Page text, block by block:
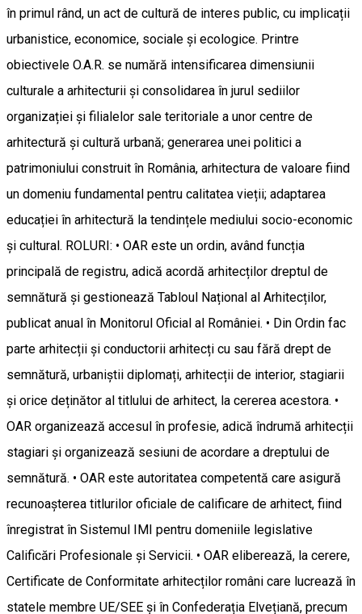
în primul rând, un act de cultură de interes public, cu implicații
urbanistice, economice, sociale și ecologice. Printre
obiectivele O.A.R. se numără intensificarea dimensiunii
culturale a arhitecturii și consolidarea în jurul sediilor
organizației și filialelor sale teritoriale a unor centre de
arhitectură și cultură urbană; generarea unei politici a
patrimoniului construit în România, arhitectura de valoare fiind
un domeniu fundamental pentru calitatea vieții; adaptarea
educației în arhitectură la tendințele mediului socio-economic
și cultural. ROLURI: • OAR este un ordin, având funcția
principală de registru, adică acordă arhitecților dreptul de
semnătură și gestionează Tabloul Național al Arhitecților,
publicat anual în Monitorul Oficial al României. • Din Ordin fac
parte arhitecții și conductorii arhitecți cu sau fără drept de
semnătură, urbaniștii diplomați, arhitecții de interior, stagiarii
și orice deținător al titlului de arhitect, la cererea acestora. •
OAR organizează accesul în profesie, adică îndrumă arhitecții
stagiari și organizează sesiuni de acordare a dreptului de
semnătură. • OAR este autoritatea competentă care asigură
recunoașterea titlurilor oficiale de calificare de arhitect, fiind
înregistrat în Sistemul IMI pentru domeniile legislative
Calificări Profesionale și Servicii. • OAR eliberează, la cerere,
Certificate de Conformitate arhitecților români care lucrează în
statele membre UE/SEE și în Confederația Elvețiană, precum